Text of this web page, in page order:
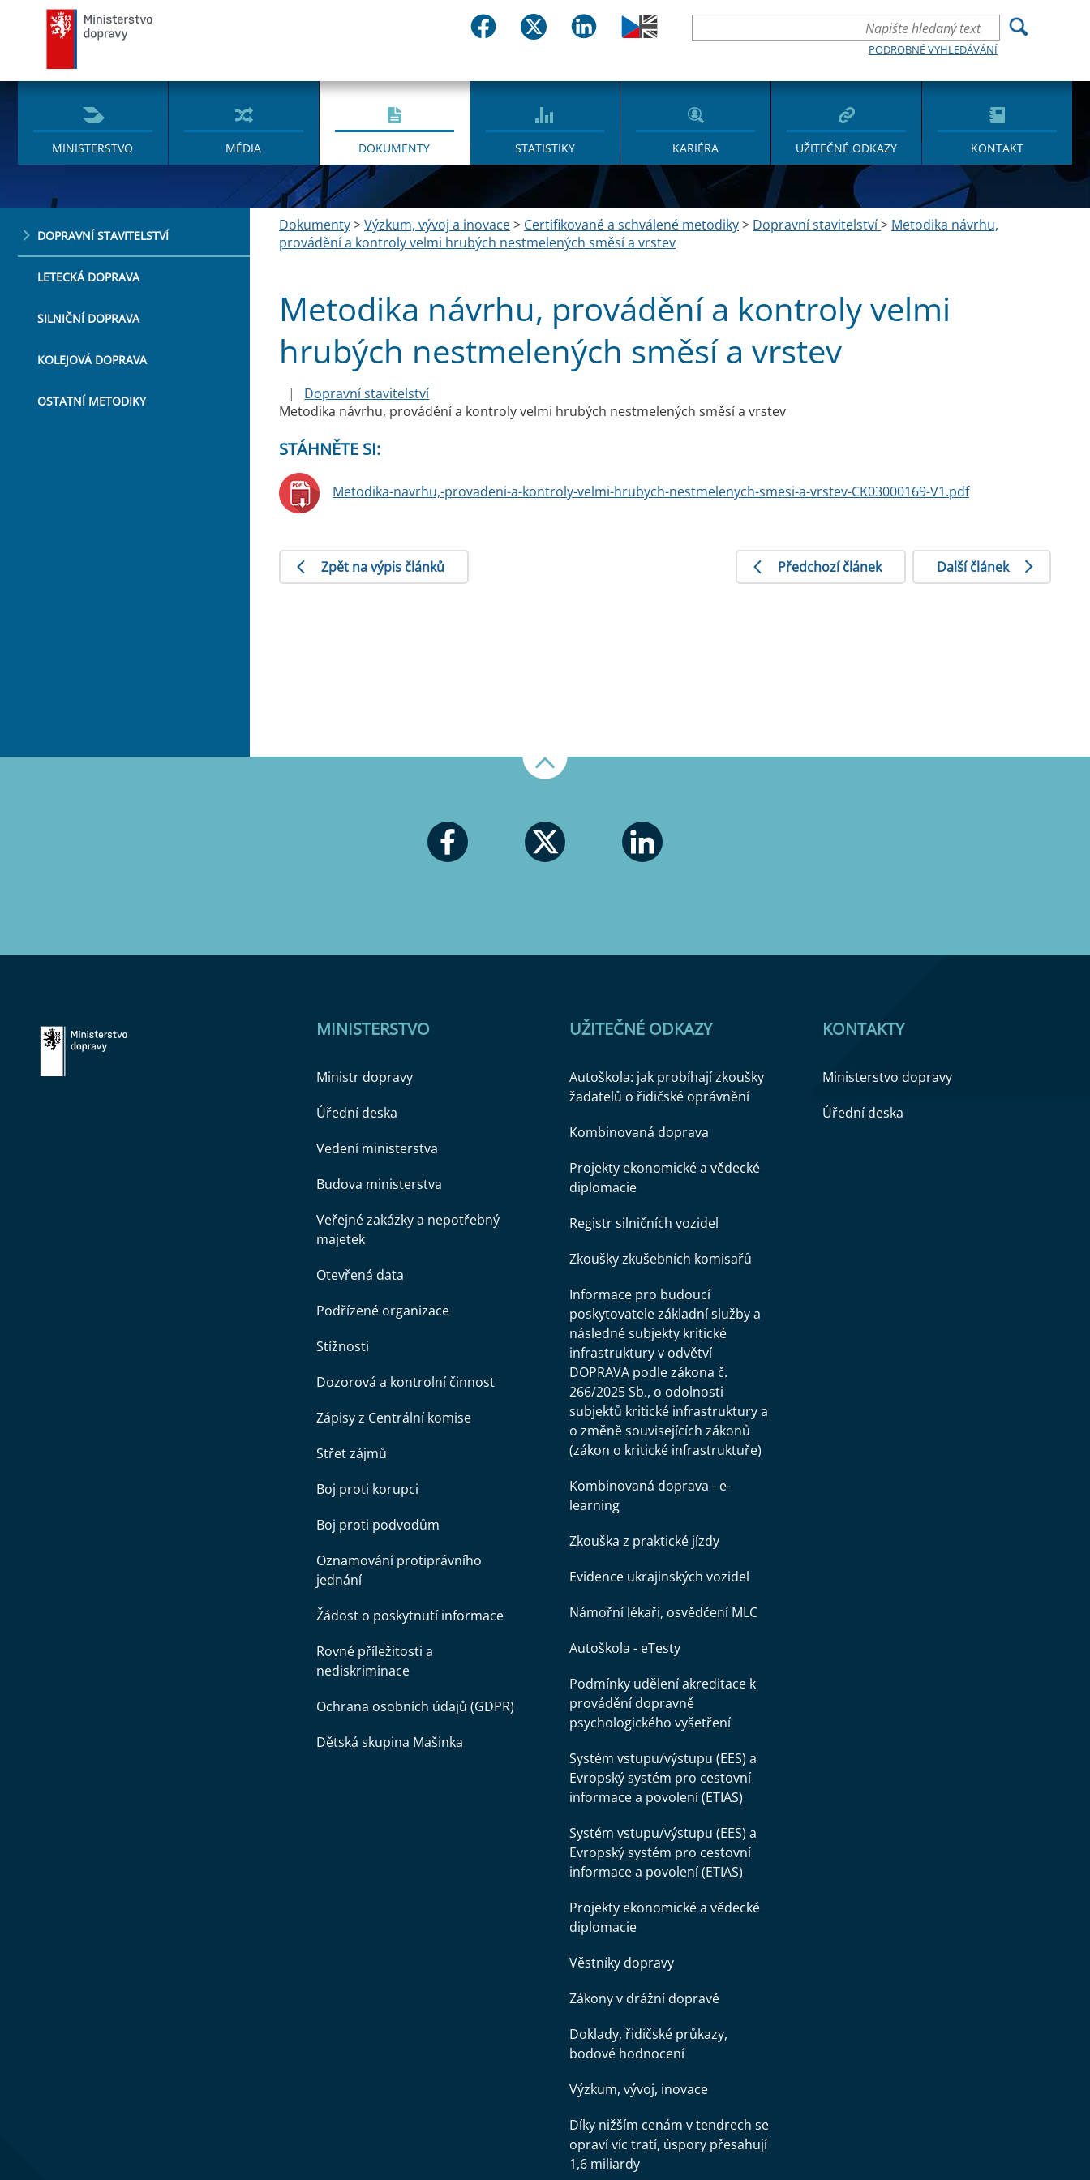
PODROBNÉ VYHLEDÁVÁNÍ
MINISTERSTVO MÉDIA DOKUMENTY STATISTIKY KARIÉRA UŽITEČNÉ ODKAZY KONTAKT
DOPRAVNÍ STAVITELSTVÍ
LETECKÁ DOPRAVA
SILNIČNÍ DOPRAVA
KOLEJOVÁ DOPRAVA
OSTATNÍ METODIKY
Dokumenty>Výzkum, vývoj a inovace> Certifikované a schválené metodiky> Dopravní stavitelství> Metodika návrhu,
provádění a kontroly velmi hrubých nestmelených směsí a vrstev
Metodika návrhu, provádění a kontroly velmi
hrubých nestmelených směsí a vrstev
|
Dopravní stavitelství
Metodika návrhu, provádění a kontroly velmi hrubých nestmelených směsí a vrstev
STÁHNĚTE SI:
Metodika-navrhu,-provadeni-a-kontroly-velmi-hrubych-nestmelenych-smesi-a-vrstev-CK03000169-V1.pdf
Zpět na výpis článků Předchozí článek Další článek
MINISTERSTVO
Ministr dopravy
Úřední deska
Vedení ministerstva
Budova ministerstva
Veřejné zakázky a nepotřebný
majetek
Otevřená data
Podřízené organizace
Stížnosti
Dozorová a kontrolní činnost
Zápisy z Centrální komise
Střet zájmů
Boj proti korupci
Boj proti podvodům
Oznamování protiprávního
jednání
Žádost o poskytnutí informace
Rovné příležitosti a
nediskriminace
Ochrana osobních údajů (GDPR)
Dětská skupina Mašinka
UŽITEČNÉ ODKAZY
Autoškola: jak probíhají zkoušky
žadatelů o řidičské oprávnění
Kombinovaná doprava
Projekty ekonomické a vědecké
diplomacie
Registr silničních vozidel
Zkoušky zkušebních komisařů
Informace pro budoucí
poskytovatele základní služby a
následné subjekty kritické
infrastruktury v odvětví
DOPRAVA podle zákona č.
266/2025 Sb., o odolnosti
subjektů kritické infrastruktury a
o změně souvisejících zákonů
(zákon o kritické infrastruktuře)
Kombinovaná doprava - e-
learning
Zkouška z praktické jízdy
Evidence ukrajinských vozidel
Námořní lékaři, osvědčení MLC
Autoškola - eTesty
Podmínky udělení akreditace k
provádění dopravně
psychologického vyšetření
Systém vstupu/výstupu (EES) a
Evropský systém pro cestovní
informace a povolení (ETIAS)
Systém vstupu/výstupu (EES) a
Evropský systém pro cestovní
informace a povolení (ETIAS)
Projekty ekonomické a vědecké
diplomacie
Věstníky dopravy
Zákony v drážní dopravě
Doklady, řidičské průkazy,
bodové hodnocení
Výzkum, vývoj, inovace
Díky nižším cenám v tendrech se
opraví víc tratí, úspory přesahují
1,6 miliardy
KONTAKTY
Ministerstvo dopravy
Úřední deska